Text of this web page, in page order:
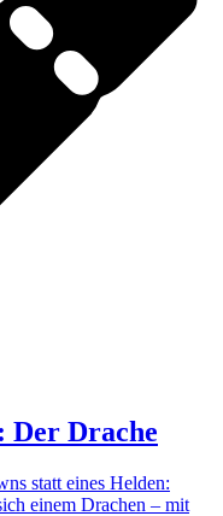
Der Drache
statt eines Helden:
einem Drachen – mit